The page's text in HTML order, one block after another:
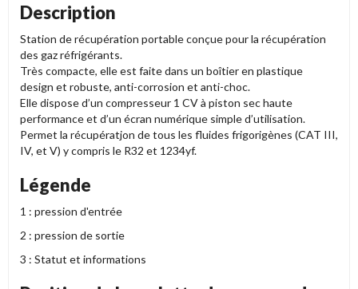
Description
Station de récupération portable conçue pour la récupération
des gaz réfrigérants.
Très compacte, elle est faite dans un boîtier en plastique
design et robuste, anti-corrosion et anti-choc.
Elle dispose d’un compresseur 1 CV à piston sec haute
performance et d’un écran numérique simple d’utilisation.
Permet la récupératjon de tous les fluides frigorigènes (CAT III,
IV, et V) y compris le R32 et 1234yf.
Légende
1 : pression d'entrée
2 : pression de sortie
3 : Statut et informations